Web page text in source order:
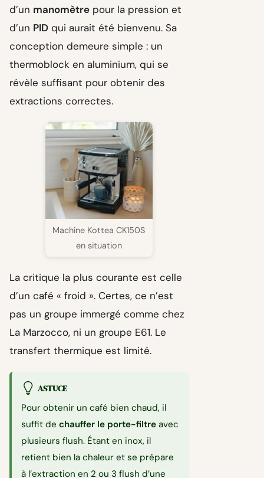
d’un manomètre pour la pression et
d’un PID qui aurait été bienvenu. Sa
conception demeure simple : un
thermoblock en aluminium, qui se
révèle suffisant pour obtenir des
extractions correctes.
Machine Kottea CK150S
en situation
La critique la plus courante est celle
d’un café « froid ». Certes, ce n’est
pas un groupe immergé comme chez
La Marzocco, ni un groupe E61. Le
transfert thermique est limité.
ASTUCE
Pour obtenir un café bien chaud, il
suffit de chauffer le porte-filtre avec
plusieurs flush. Étant en inox, il
retient bien la chaleur et se prépare
à l’extraction en 2 ou 3 flush d’une